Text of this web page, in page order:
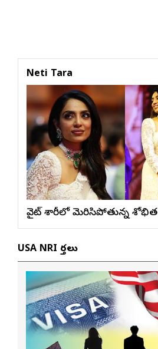
Neti Tara
వైట్ శారీలో మెరిసిపోతున్న శోభిత
USA NRI వార్తలు